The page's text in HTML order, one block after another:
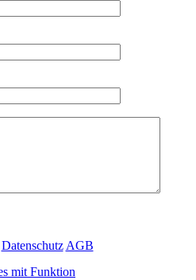
Datenschutz AGB
mit Funktion